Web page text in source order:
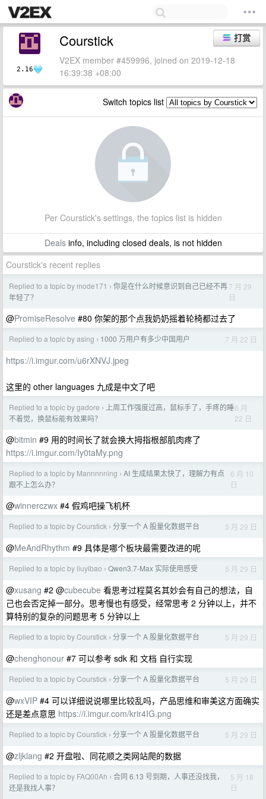
2.16
打赏
Courstick
V2EX member #459996, joined on 2019-12-18
16:39:38 +08:00
Switch topics list
Per Courstick's settings, the topics list is hidden
Dealsinfo, including closed deals, is not hidden
Courstick's recent replies
Replied to a topic by mode171 › 你是在什么时候意识到自己已经不再
年轻了？
7 月 29
日
@PromiseResolve #80 你架的那个点我奶奶摇着轮椅都过去了
Replied to a topic by asing › 1000 万用户有多少中国用户 7 月 22 日
https://i.imgur.com/u6rXNVJ.jpeg
这里的 other languages 九成是中文了吧
Replied to a topic by gadore ›
上周工作强度过高，鼠标手了，手疼的睡
不着觉，换鼠标能有效果吗？
6 月
22 日
@bitmin #9 用的时间长了就会换大拇指根部肌肉疼了
https://i.imgur.com/Iy0taMy.png
Replied to a topic by Mannnnning › AI 生成结果太快了，理解力有点
跟不上怎么办？
6 月 10
日
@winnerczwx #4 假鸡吧操飞机杯
Replied to a topic by Courstick › 分享一个 A 股量化数据平台 5 月 29 日
@MeAndRhythm #9 具体是哪个板块最需要改进的呢
Replied to a topic by liuyibao › Qwen3.7-Max 实际使用感受 5 月 29 日
@xusang #2 @cubecube 看思考过程莫名其妙会有自己的想法，自
己也会否定掉一部分。思考慢也有感受，经常思考 2 分钟以上，并不
算特别的复杂的问题思考 5 分钟以上
Replied to a topic by Courstick › 分享一个 A 股量化数据平台 5 月 29 日
@chenghonour #7 可以参考 sdk 和 文档 自行实现
Replied to a topic by Courstick › 分享一个 A 股量化数据平台 5 月 29 日
@wxVIP #4 可以详细说说哪里比较乱吗，产品思维和审美这方面确实
还是差点意思 https://i.imgur.com/krir4IG.png
Replied to a topic by Courstick › 分享一个 A 股量化数据平台 5 月 29 日
@zljklang #2 开盘啦、同花顺之类网站爬的数据
Replied to a topic by FAQ00Ah › 合同 6.13 号到期，人事还没找我，
还是我找人事？
5 月 18
日